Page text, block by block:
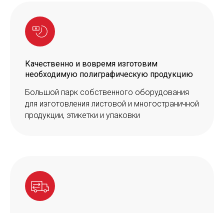
Качественно и вовремя изготовим
необходимую полиграфическую продукцию
Большой парк собственного оборудования
для изготовления листовой и многостраничной
продукции, этикетки и упаковки